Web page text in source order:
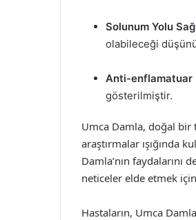
Solunum Yolu
olabileceği
Anti-enflamatuar
gösterilmiştir.
Umca Damla, doğal
araştırmalar ışığında
Damla’nın faydalarını
neticeler elde etmek
Hastaların, Umca